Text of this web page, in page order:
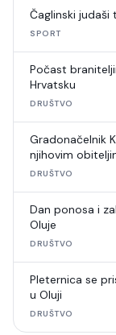
Čaglinski judaši
SPORT
Počast
Hrvatsku
DRUŠTVO
Gradonačelnik
njihovim
DRUŠTVO
Dan ponosa i
Oluje
DRUŠTVO
Pleternica se
u Oluji
DRUŠTVO